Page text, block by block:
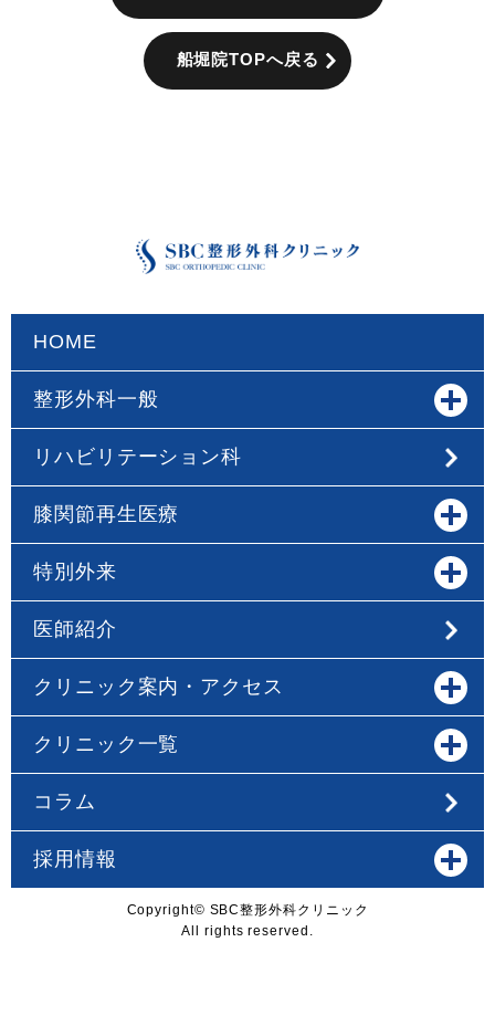
船堀院TOPへ戻る
HOME
整形外科一般
リハビリテーション科
膝関節再生医療
特別外来
医師紹介
クリニック案内・アクセス
クリニック一覧
コラム
採用情報
Copyright© SBC整形外科クリニック
All rights reserved.